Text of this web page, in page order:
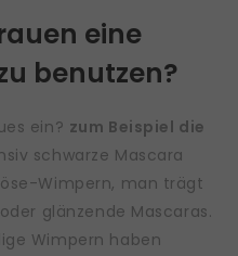
eine
benutzen?
ein? zum Beispiel die
schwarze Mascara
Wimpern, man trägt
glänzende Mascaras.
Wimpern haben